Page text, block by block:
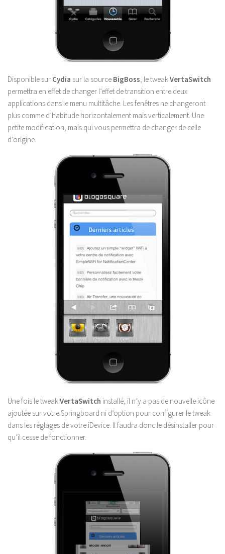
Disponible sur Cydia sur la source BigBoss, le tweakVertaSwitch
permettra en effet de changer l’effet de transition entre deux
applications dans le menu multitâche. Les fenêtres ne changeront
plus comme d’habitude horizontalement mais verticalement. Une
petite modification, mais qui vous permettra de changer de celle
d’origine.
Une fois le tweakVertaSwitch installé, il n’y a pas de nouvelle icône
ajoutée sur votre Springboard ni d’option pour configurer le tweak
dans les réglages de votre iDevice. Il faudra donc le désinstaller pour
qu’il cesse de fonctionner.